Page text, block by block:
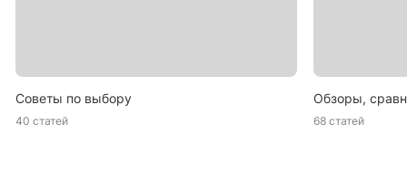
Советы по выбору
40 статей
Обзоры,
68 статей